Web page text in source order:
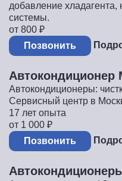
добавление хладагента,
системы.
от 800 ₽
Позвонить
Автокондиционер
Автокондиционеры:
Сервисный центр в
17 лет опыта
от 1 000 ₽
Позвонить